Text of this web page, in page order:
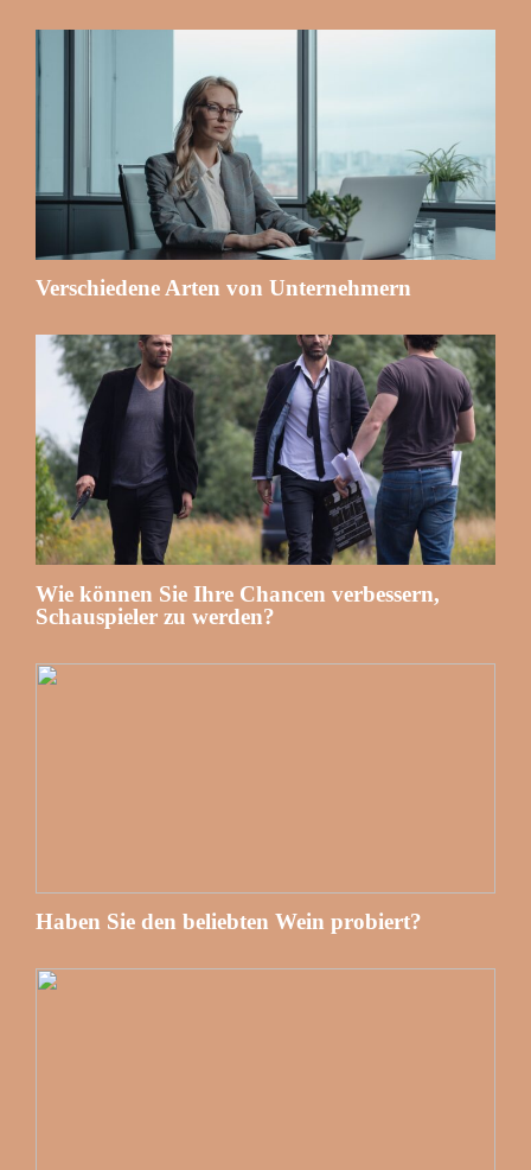
Verschiedene Arten von Unternehmern
Wie können Sie Ihre Chancen verbessern,
Schauspieler zu werden?
Haben Sie den beliebten Wein probiert?